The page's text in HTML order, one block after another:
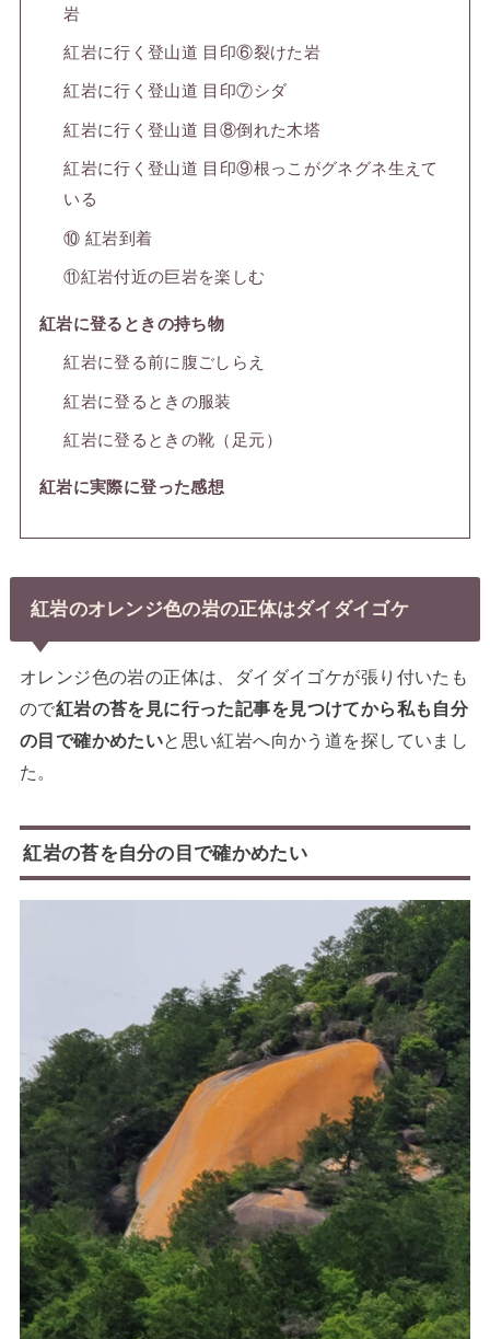
岩
紅岩に行く登山道 目印⑥裂けた岩
紅岩に行く登山道 目印⑦シダ
紅岩に行く登山道 目⑧倒れた木塔
紅岩に行く登山道 目印⑨根っこがグネグネ生えて
いる
⑩ 紅岩到着
⑪紅岩付近の巨岩を楽しむ
紅岩に登るときの持ち物
紅岩に登る前に腹ごしらえ
紅岩に登るときの服装
紅岩に登るときの靴（足元）
紅岩に実際に登った感想
紅岩のオレンジ色の岩の正体はダイダイゴケ
オレンジ色の岩の正体は、ダイダイゴケが張り付いたも
ので紅岩の苔を見に行った記事を見つけてから私も自分
の目で確かめたいと思い紅岩へ向かう道を探していまし
た。
紅岩の苔を自分の目で確かめたい